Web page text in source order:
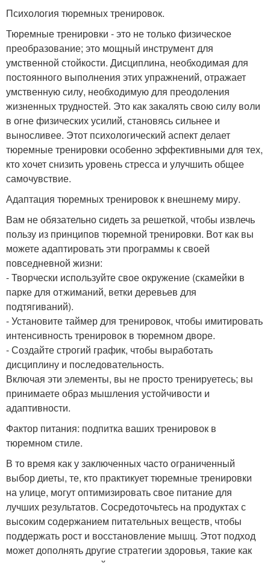
Психология тюремных тренировок.
Тюремные тренировки - это не только физическое
преобразование; это мощный инструмент для
умственной стойкости. Дисциплина, необходимая для
постоянного выполнения этих упражнений, отражает
умственную силу, необходимую для преодоления
жизненных трудностей. Это как закалять свою силу воли
в огне физических усилий, становясь сильнее и
выносливее. Этот психологический аспект делает
тюремные тренировки особенно эффективными для тех,
кто хочет снизить уровень стресса и улучшить общее
самочувствие.
Адаптация тюремных тренировок к внешнему миру.
Вам не обязательно сидеть за решеткой, чтобы извлечь
пользу из принципов тюремной тренировки. Вот как вы
можете адаптировать эти программы к своей
повседневной жизни:
- Творчески используйте свое окружение (скамейки в
парке для отжиманий, ветки деревьев для
подтягиваний).
- Установите таймер для тренировок, чтобы имитировать
интенсивность тренировок в тюремном дворе.
- Создайте строгий график, чтобы выработать
дисциплину и последовательность.
Включая эти элементы, вы не просто тренируетесь; вы
принимаете образ мышления устойчивости и
адаптивности.
Фактор питания: подпитка ваших тренировок в
тюремном стиле.
В то время как у заключенных часто ограниченный
выбор диеты, те, кто практикует тюремные тренировки
на улице, могут оптимизировать свое питание для
лучших результатов. Сосредоточьтесь на продуктах с
высоким содержанием питательных веществ, чтобы
поддержать рост и восстановление мышц. Этот подход
может дополнять другие стратегии здоровья, такие как